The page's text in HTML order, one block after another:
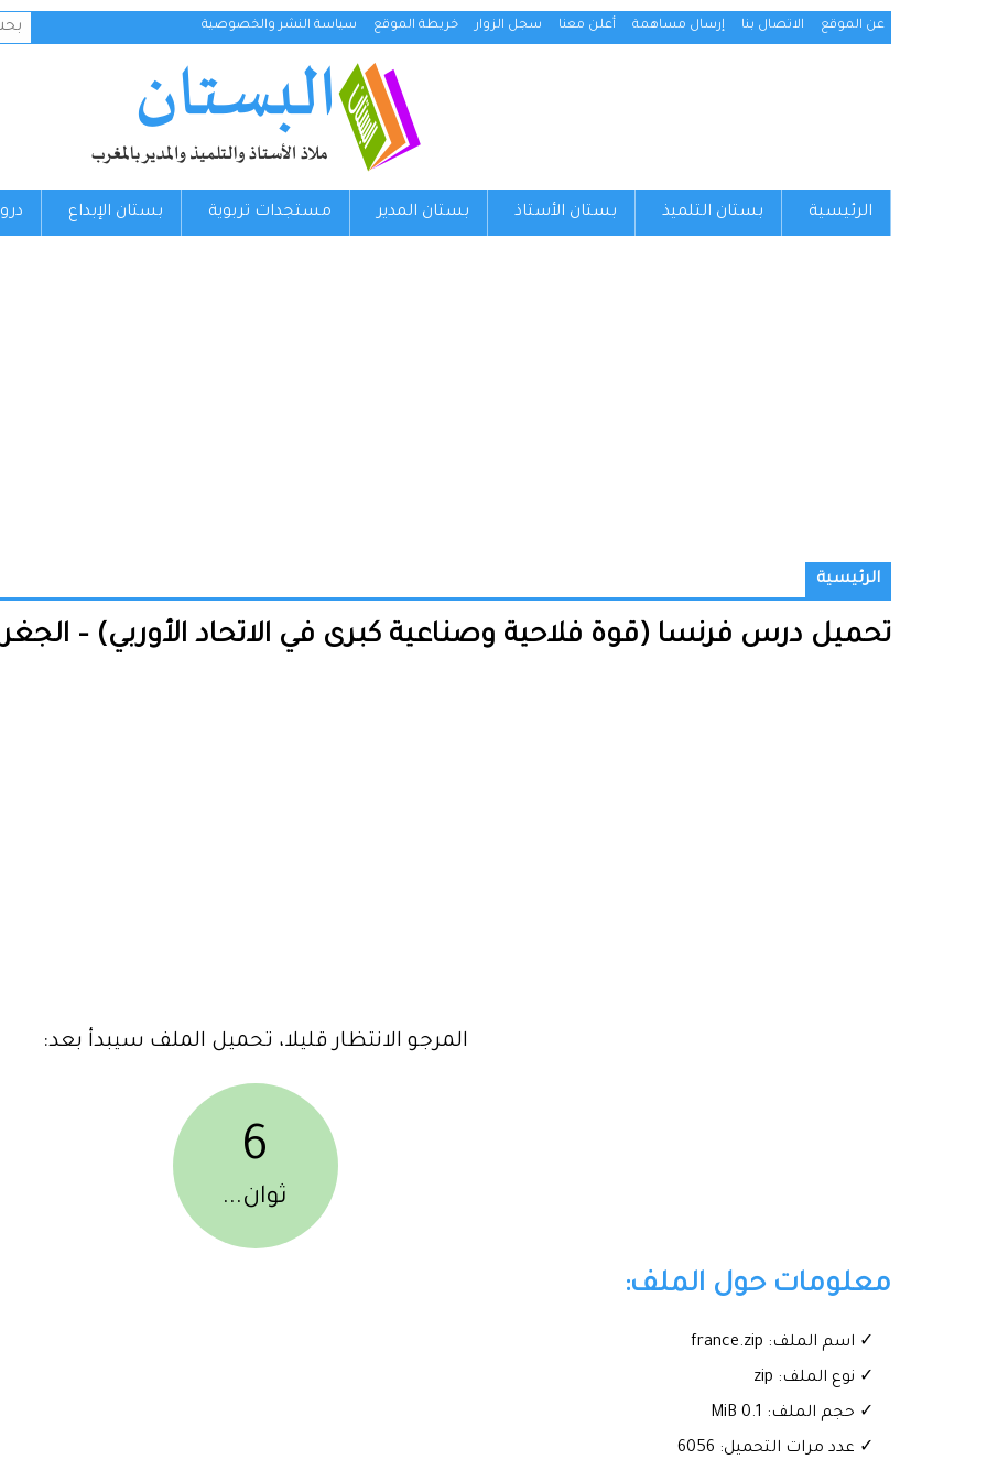
عن الموقع الاتصال بنا إرسال مساهمة أعلن معنا سجل الزوار خريطة الموقع سياسة النشر والخصوصية
عن:
الرئيسية بستان التلميذ بستان الأستاذ بستان المدير مستجدات تربوية بستان الإبداع
الرئيسية
تحميل درس فرنسا (قوة فلاحية وصناعية كبرى في الاتحاد الأوربي) –
المرجو الانتظار قليلا، تحميل الملف سيبدأ بعد:
6
ثوان...
معلومات حول الملف:
✓ اسم الملف: france.zip
✓ نوع الملف: zip
✓ حجم الملف: 0.1 MiB
✓ عدد مرات التحميل: 6056